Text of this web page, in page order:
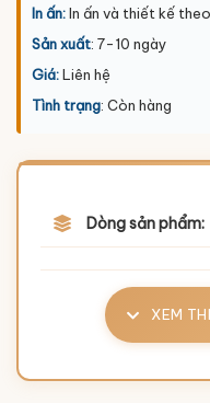
In ấn:In ấn và thiết kế
Sản xuất: 7-10 ngày
Giá:Liên hệ
Tình trạng: Còn hàng
Dòng sản phẩm:
XEM